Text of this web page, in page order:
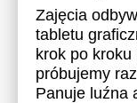
Zajęcia
tabletu
krok po
próbujemy
Panuje luźna
18:00
18:30
19:00